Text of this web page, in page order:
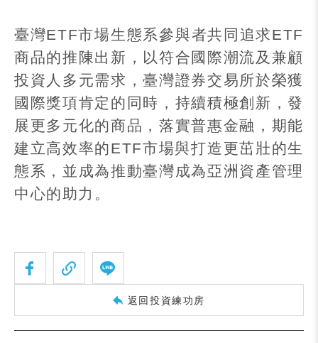
臺灣ETF市場生態系參與者共同追求ETF
商品的推陳出新，以符合國際潮流及兼顧
投資人多元需求，臺灣證券交易所於榮獲
國際獎項肯定的同時，持續積極創新，發
展更多元化的商品，落實普惠金融，期能
建立高效率的ETF市場與打造更茁壯的生
態系，並成為推動臺灣成為亞洲資產管理
中心的助力。
返回投資練功房